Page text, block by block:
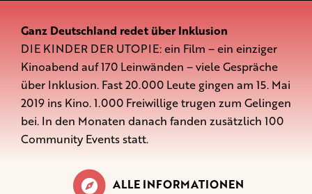
Ganz Deutschland redet über Inklusion
DIE KINDER DER UTOPIE: ein Film – ein einziger
Kinoabend auf 170 Leinwänden – viele Gespräche
über Inklusion. Fast 20.000 Leute gingen am 15. Mai
2019 ins Kino. 1.000 Freiwillige trugen zum Gelingen
bei. In den Monaten danach fanden zusätzlich 100
Community Events statt.
ALLE INFORMATIONEN